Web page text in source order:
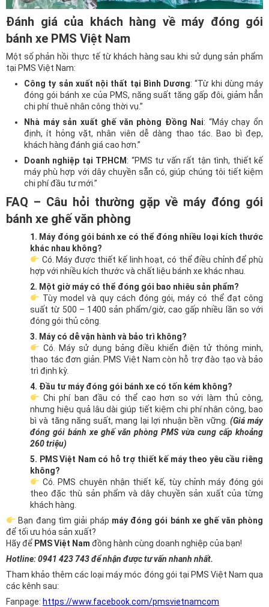
Đánh giá của khách hàng về máy đóng gói
bánh xe PMS Việt Nam
Một số phản hồi thực tế từ khách hàng sau khi sử dụng sản phẩm
tại PMS Việt Nam:
Công ty sản xuất nội thất tại Bình Dương: “Từ khi dùng máy
đóng gói bánh xe của PMS, năng suất tăng gấp đôi, giảm hẳn
chi phí thuê nhân công thời vụ.”
Nhà máy sản xuất ghế văn phòng Đồng Nai: “Máy chạy ổn
định, ít hỏng vặt, nhân viên dễ dàng thao tác. Bao bì đẹp,
khách hàng đánh giá cao hơn.”
Doanh nghiệp tại TP.HCM : “PMS tư vấn rất tận tình, thiết kế
máy phù hợp với dây chuyền sẵn có, giúp chúng tôi tiết kiệm
chi phí đầu tư mới.”
FAQ – Câu hỏi thường gặp về máy đóng gói
bánh xe ghế văn phòng
1. Máy đóng gói bánh xe có thể đóng nhiều loại kích thước
khác nhau không?
Có. Máy được thiết kế linh hoạt, có thể điều chỉnh để phù
hợp với nhiều kích thước và chất liệu bánh xe khác nhau.
2. Một giờ máy có thể đóng gói bao nhiêu sản phẩm?
Tùy model và quy cách đóng gói, máy có thể đạt công
suất từ 500 – 1400 sản phẩm/giờ, cao gấp nhiều lần so với
đóng gói thủ công.
3. Máy có dễ vận hành và bảo trì không?
Có. Máy sử dụng bảng điều khiển điện tử thông minh,
thao tác đơn giản. PMS Việt Nam còn hỗ trợ đào tạo và bảo
trì định kỳ.
4. Đầu tư máy đóng gói bánh xe có tốn kém không?
Chi phí ban đầu có thể cao hơn so với làm thủ công,
nhưng hiệu quả lâu dài giúp tiết kiệm chi phí nhân công, bao
bì và tăng năng suất, mang lại lợi nhuận bền vững. (Giá máy
đóng gói bánh xe ghế văn phòng PMS vừa cung cấp khoảng
260 triệu)
5. PMS Việt Nam có hỗ trợ thiết kế máy theo yêu cầu riêng
không?
Có. PMS chuyên nhận thiết kế, tùy chỉnh máy đóng gói
theo đặc thù sản phẩm và dây chuyền sản xuất của từng
khách hàng.
Bạn đang tìm giải pháp máy đóng gói bánh xe ghế văn phòng
để tối ưu hóa sản xuất?
Hãy để PMS Việt Nam đồng hành cùng doanh nghiệp của bạn!
Hotline: 0941 423 743 để nhận được tư vấn nhanh nhất.
Tham khảo thêm các loại máy móc đóng gói tại PMS Việt Nam qua
các kênh sau:
Fanpage: https://www.facebook.com/pmsvietnamcom